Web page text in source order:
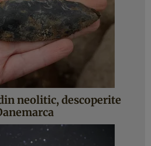
neolitic, descoperite